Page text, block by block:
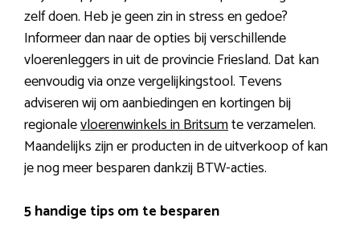
zelf doen. Heb je geen zin in stress en gedoe?
Informeer dan naar de opties bij verschillende
vloerenleggers in uit de provincie Friesland. Dat kan
eenvoudig via onze vergelijkingstool. Tevens
adviseren wij om aanbiedingen en kortingen bij
regionalevloerenwinkels in Britsumte verzamelen.
Maandelijks zijn er producten in de uitverkoop of kan
je nog meer besparen dankzij BTW-acties.
5 handige tips om te besparen